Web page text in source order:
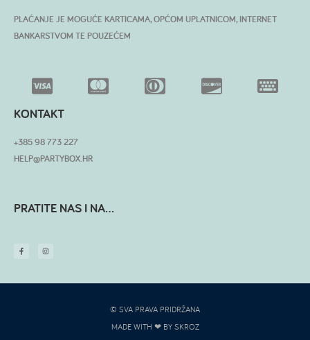
PLAĆANJE JE MOGUĆE KARTICAMA, OPĆOM UPLATNICOM, INTERNET
BANKARSTVOM TE POUZEĆEM
KONTAKT
+385 98 773 227
HELP@PARTYBOX.HR
PRATITE NAS I NA...
© SVA PRAVA PRIDRŽANA
MADE WITH ❤ BY SKROZ